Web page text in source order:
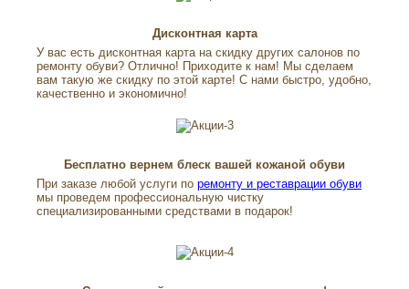
Дисконтная карта
У вас есть дисконтная карта на скидку других салонов по
ремонту обуви? Отлично! Приходите к нам! Мы сделаем
вам такую же скидку по этой карте! С нами быстро, удобно,
качественно и экономично!
Бесплатно вернем блеск вашей кожаной обуви
При заказе любой услуги по ремонту и реставрации обуви
мы проведем профессиональную чистку
специализированными средствами в подарок!